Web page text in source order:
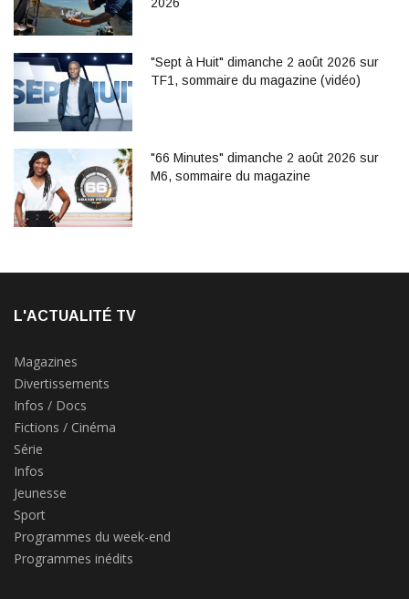
"Sept à Huit" dimanche 2 août 2026 sur
TF1, sommaire du magazine (vidéo)
"66 Minutes" dimanche 2 août 2026 sur
M6, sommaire du magazine
L'ACTUALITÉ TV
Magazines
Divertissements
Infos / Docs
Fictions / Cinéma
Série
Infos
Jeunesse
Sport
Programmes du week-end
Programmes inédits